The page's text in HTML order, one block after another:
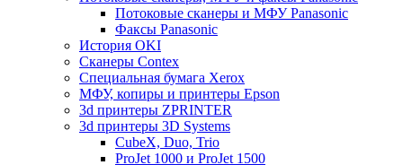
Потоковые сканеры и МФУ Panasonic
Факсы Panasonic
История OKI
Сканеры Contex
Специальная бумага Xerox
МФУ, копиры и принтеры Epson
3d принтеры ZPRINTER
3d принтеры 3D Systems
CubeX, Duo, Trio
ProJet 1000 и ProJet 1500